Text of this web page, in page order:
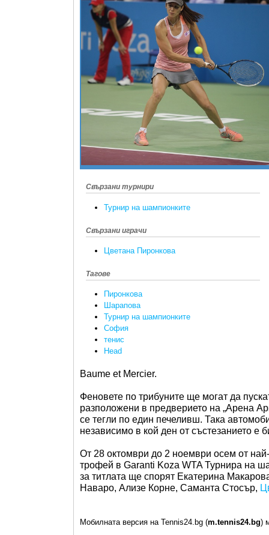
Свързани турнири
Турнир на шампионките
Свързани играчи
Цветана Пиронкова
Тагове
Пиронкова
Шарапова
Турнир на шампионките
София
тенис
Head
Baume et Mercier.
Феновете по трибуните ще могат да
разположени в предверието на „Арена
се тегли по един печеливш. Така
независимо в кой ден от състезанието е
От 28 октомври до 2 ноември осем от
трофей в Garanti Koza WTA Турнира на
за титлата ще спорят Екатерина
Наваро, Ализе Корне, Саманта Стосър,
Мобилната версия на Tennis24.bg (m.tennis24.bg)